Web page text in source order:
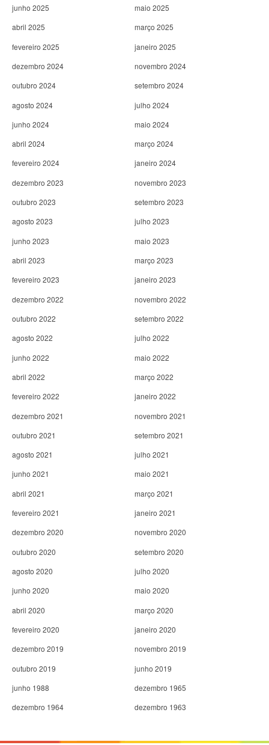
junho 2025
maio 2025
abril 2025
março 2025
fevereiro 2025
janeiro 2025
dezembro 2024
novembro 2024
outubro 2024
setembro 2024
agosto 2024
julho 2024
junho 2024
maio 2024
abril 2024
março 2024
fevereiro 2024
janeiro 2024
dezembro 2023
novembro 2023
outubro 2023
setembro 2023
agosto 2023
julho 2023
junho 2023
maio 2023
abril 2023
março 2023
fevereiro 2023
janeiro 2023
dezembro 2022
novembro 2022
outubro 2022
setembro 2022
agosto 2022
julho 2022
junho 2022
maio 2022
abril 2022
março 2022
fevereiro 2022
janeiro 2022
dezembro 2021
novembro 2021
outubro 2021
setembro 2021
agosto 2021
julho 2021
junho 2021
maio 2021
abril 2021
março 2021
fevereiro 2021
janeiro 2021
dezembro 2020
novembro 2020
outubro 2020
setembro 2020
agosto 2020
julho 2020
junho 2020
maio 2020
abril 2020
março 2020
fevereiro 2020
janeiro 2020
dezembro 2019
novembro 2019
outubro 2019
junho 2019
junho 1988
dezembro 1965
dezembro 1964
dezembro 1963